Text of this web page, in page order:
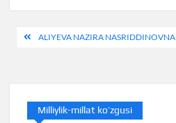
PostALIYEVA NAZIRA NASRIDDINOVNA
Milliylik-millat ko’zgusi